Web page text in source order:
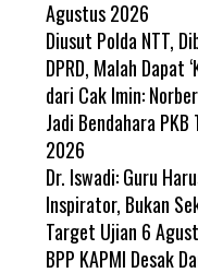
Agustus 2026
Diusut Polda NTT,
DPRD, Malah Dapat
dari Cak Imin:
Jadi Bendahara PKB
2026
Dr. Iswadi: Guru
Inspirator, Bukan
Target Ujian 6
BPP KAPMI Desak